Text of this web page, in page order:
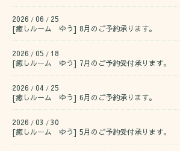
2026 / 06 / 25
[癒しルーム ゆう] 8月のご予約承ります。
2026 / 05 / 18
[癒しルーム ゆう] 7月のご予約受付承ります。
2026 / 04 / 25
[癒しルーム ゆう] 6月のご予約承ります。
2026 / 03 / 30
[癒しルーム ゆう] 5月のご予約受付承ります。